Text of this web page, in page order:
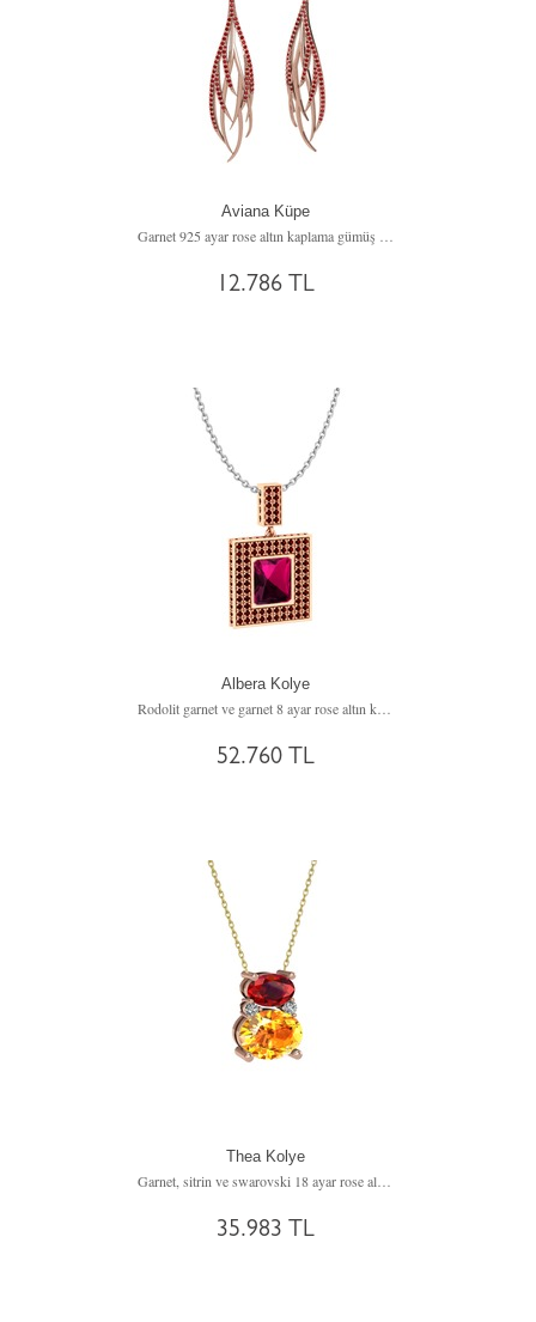
Aviana Küpe
12.786 TL
Albera Kolye
Rodolit garnet ve garnet 8 ayar rose altın kolye (40 cm beyaz altın rolo zincir)
52.760 TL
Thea Kolye
Garnet, sitrin ve swarovski 18 ayar rose altın kolye (40 cm altın rolo zincir)
35.983 TL